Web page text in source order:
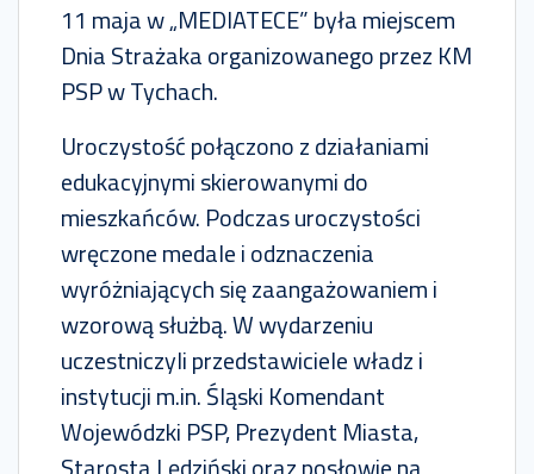
11 maja w „MEDIATECE” była miejscem
Dnia Strażaka organizowanego przez KM
PSP w Tychach.
Uroczystość połączono z działaniami
edukacyjnymi skierowanymi do
mieszkańców. Podczas uroczystości
wręczone medale i odznaczenia
wyróżniających się zaangażowaniem i
wzorową służbą. W wydarzeniu
uczestniczyli przedstawiciele władz i
instytucji m.in. Śląski Komendant
Wojewódzki PSP, Prezydent Miasta,